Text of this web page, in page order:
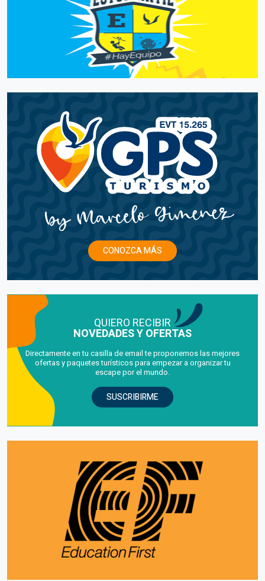
CONOZCA MÁS
QUIERO RECIBIR
NOVEDADES Y OFERTAS
Directamente en tu casilla de email te proponemos las mejores
ofertas y paquetes turísticos para empezar a organizar tu
escape por el mundo.
SUSCRIBIRME